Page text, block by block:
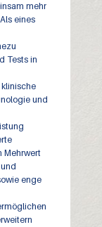
mehr
eines
Tests in
und
Mehrwert
enge